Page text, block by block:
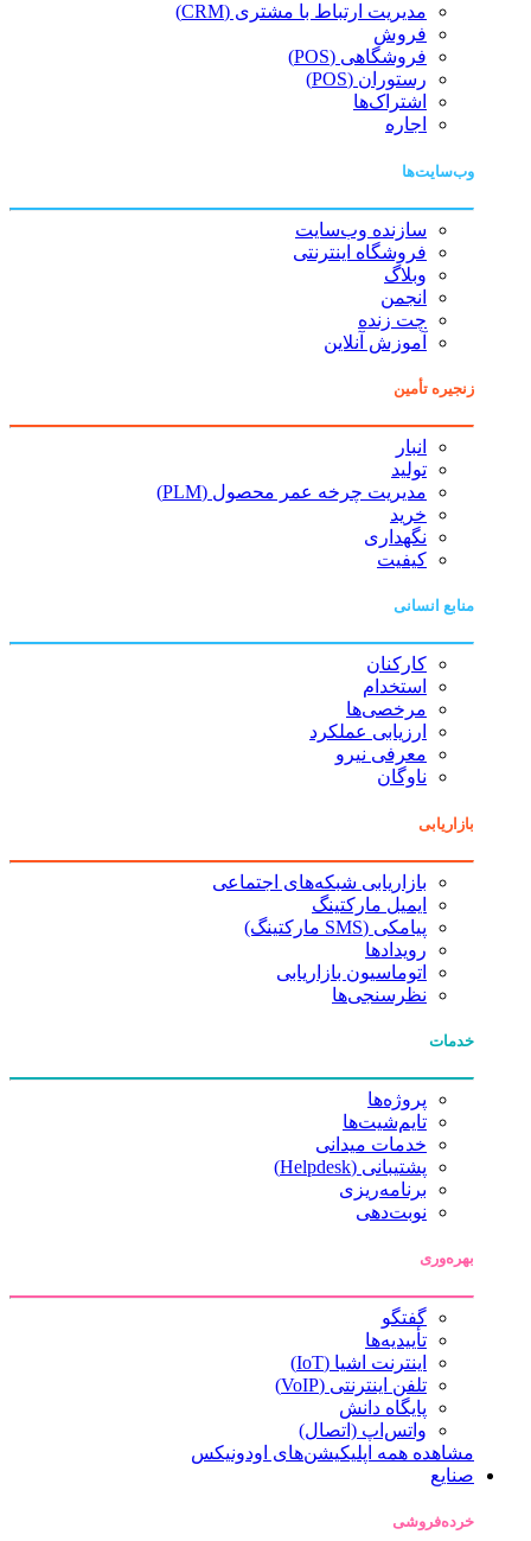
مدیریت ارتباط با مشتری (CRM)
فروش
فروشگاهی (POS)
رستوران (POS)
اشتراک‌ها
اجاره
وب‌سایت‌ها
سازنده وب‌سایت
فروشگاه اینترنتی
وبلاگ
انجمن
چت زنده
آموزش آنلاین
زنجیره تأمین
انبار
تولید
مدیریت چرخه عمر محصول (PLM)
خرید
نگهداری
کیفیت
منابع انسانی
کارکنان
استخدام
مرخصی‌ها
ارزیابی عملکرد
معرفی نیرو
ناوگان
بازاریابی
بازاریابی شبکه‌های اجتماعی
ایمیل مارکتینگ
پیامکی (SMS مارکتینگ)
رویدادها
اتوماسیون بازاریابی
نظرسنجی‌ها
خدمات
پروژه‌ها
تایم‌شیت‌ها
خدمات میدانی
پشتیبانی (Helpdesk)
برنامه‌ریزی
نوبت‌دهی
بهره‌وری
گفتگو
تأییدیه‌ها
اینترنت اشیا (IoT)
تلفن اینترنتی (VoIP)
پایگاه دانش
واتس‌اپ (اتصال)
مشاهده همه اپلیکیشن‌های اودونیکس
صنایع
خرده‌فروشی